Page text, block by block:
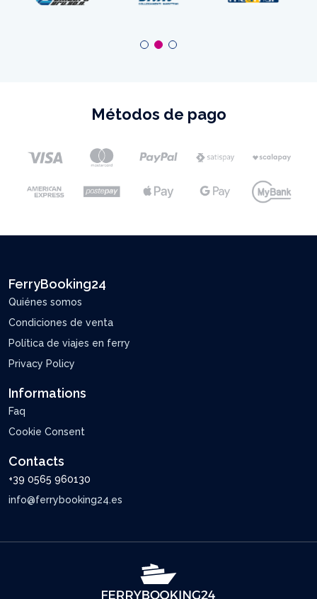
Métodos de pago
FerryBooking24
Quiénes somos
Condiciones de venta
Política de viajes en ferry
Privacy Policy
Informations
Faq
Cookie Consent
Contacts
+39 0565 960130
info@ferrybooking24.es